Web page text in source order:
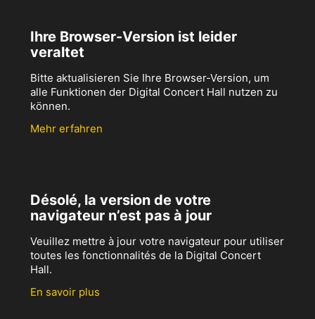
Ihre Browser-Version ist leider
veraltet
Bitte aktualisieren Sie Ihre Browser-Version, um
alle Funktionen der Digital Concert Hall nutzen zu
können.
Mehr erfahren
Désolé, la version de votre
navigateur n’est pas à jour
Veuillez mettre à jour votre navigateur pour utiliser
toutes les fonctionnalités de la Digital Concert
Hall.
En savoir plus